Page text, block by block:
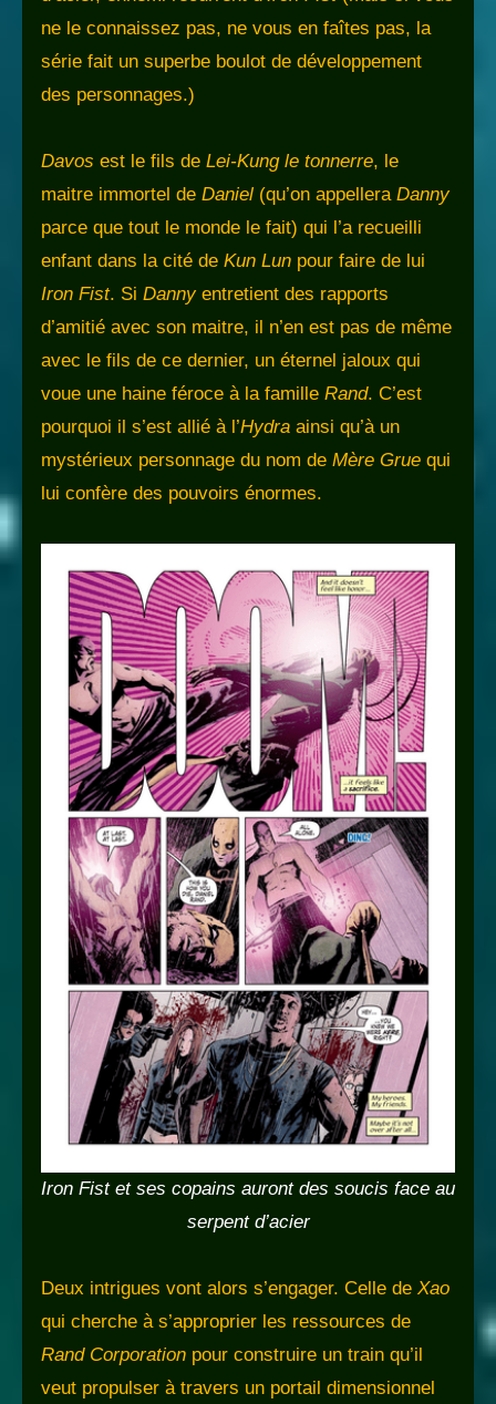
ne le connaissez pas, ne vous en faîtes pas, la
série fait un superbe boulot de développement
des personnages.)
Davos est le fils de Lei-Kung le tonnerre, le
maitre immortel de Daniel (qu’on appellera Danny
parce que tout le monde le fait) qui l’a recueilli
enfant dans la cité de Kun Lun pour faire de lui
Iron Fist. Si Danny entretient des rapports
d’amitié avec son maitre, il n’en est pas de même
avec le fils de ce dernier, un éternel jaloux qui
voue une haine féroce à la famille Rand. C’est
pourquoi il s’est allié à l’Hydra ainsi qu’à un
mystérieux personnage du nom de Mère Grue qui
lui confère des pouvoirs énormes.
Iron Fist et ses copains auront des soucis face au
serpent d’acier
Deux intrigues vont alors s’engager. Celle de Xao
qui cherche à s’approprier les ressources de
Rand Corporation pour construire un train qu’il
veut propulser à travers un portail dimensionnel